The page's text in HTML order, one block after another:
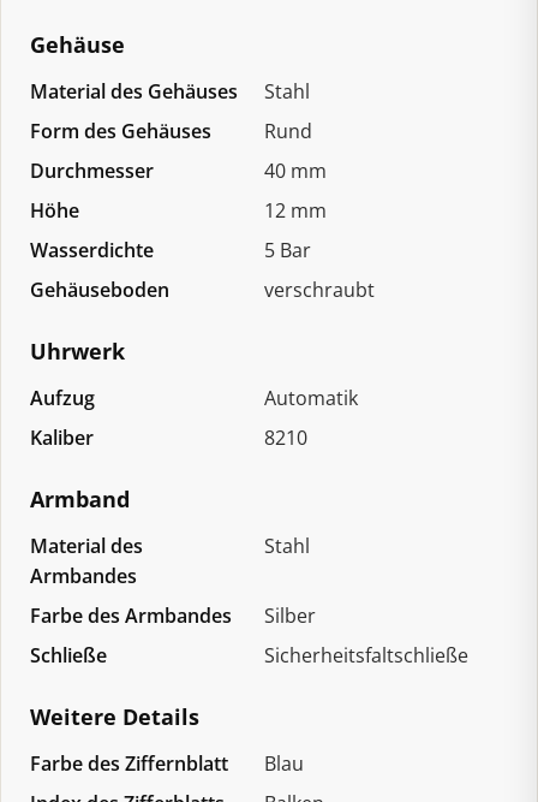
Gehäuse
Material des Gehäuses
Stahl
Form des Gehäuses
Rund
Durchmesser
40 mm
Höhe
12 mm
Wasserdichte
5 Bar
Gehäuseboden
verschraubt
Uhrwerk
Aufzug
Automatik
Kaliber
8210
Armband
Material des
Armbandes
Stahl
Farbe des Armbandes
Silber
Schließe
Sicherheitsfaltschließe
Weitere Details
Farbe des Ziffernblatt
Blau